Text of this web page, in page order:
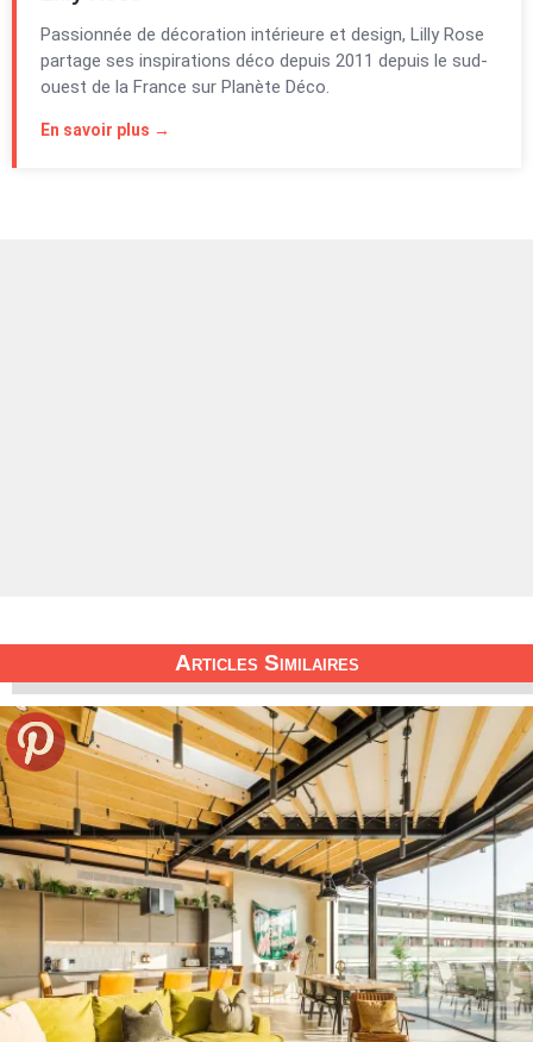
Passionnée de décoration intérieure et design, Lilly Rose
partage ses inspirations déco depuis 2011 depuis le sud-
ouest de la France sur Planète Déco.
En savoir plus →
Articles Similaires